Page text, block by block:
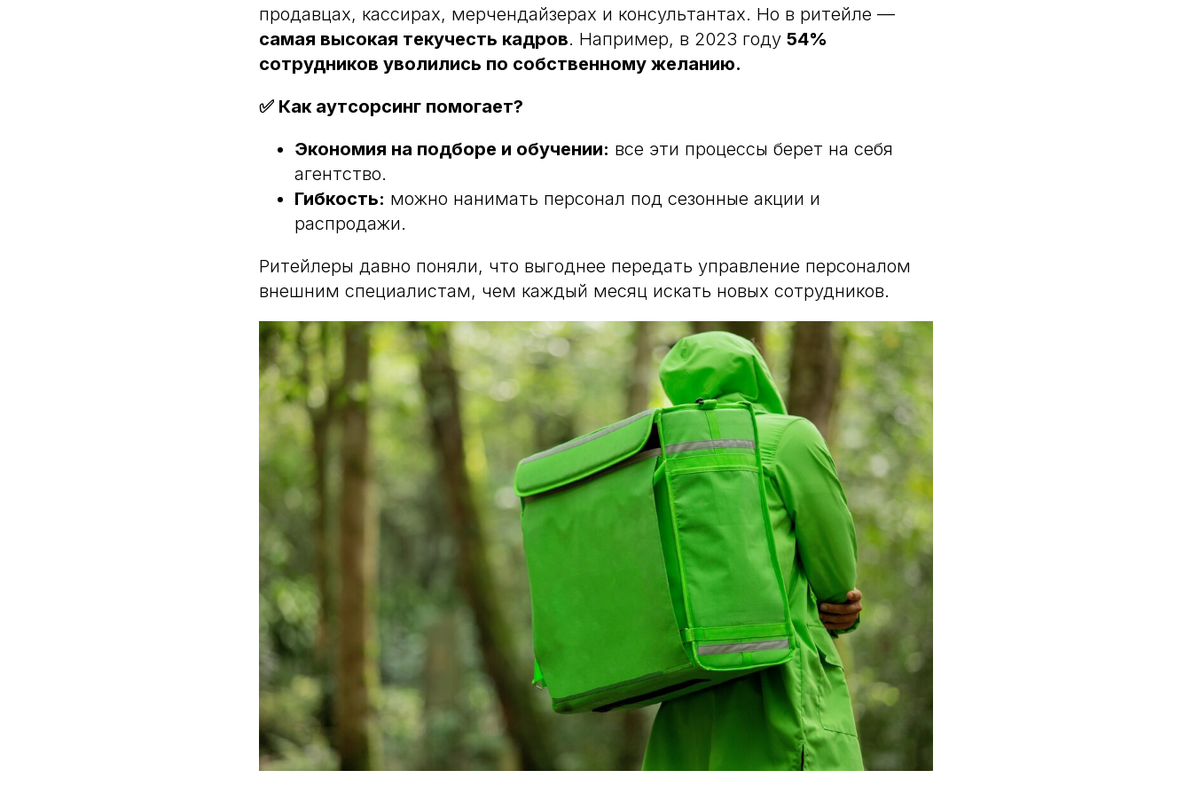
продавцах, кассирах, мерчендайзерах и консультантах. Но в ритейле —
самая высокая текучесть кадров. Например, в 2023 году 54%
сотрудников уволились по собственному желанию.
✅ Как аутсорсинг помогает?
Экономия на подборе и обучении: все эти процессы берет на себя
агентство.
Гибкость: можно нанимать персонал под сезонные акции и
распродажи.
Ритейлеры давно поняли, что выгоднее передать управление персоналом
внешним специалистам, чем каждый месяц искать новых сотрудников.